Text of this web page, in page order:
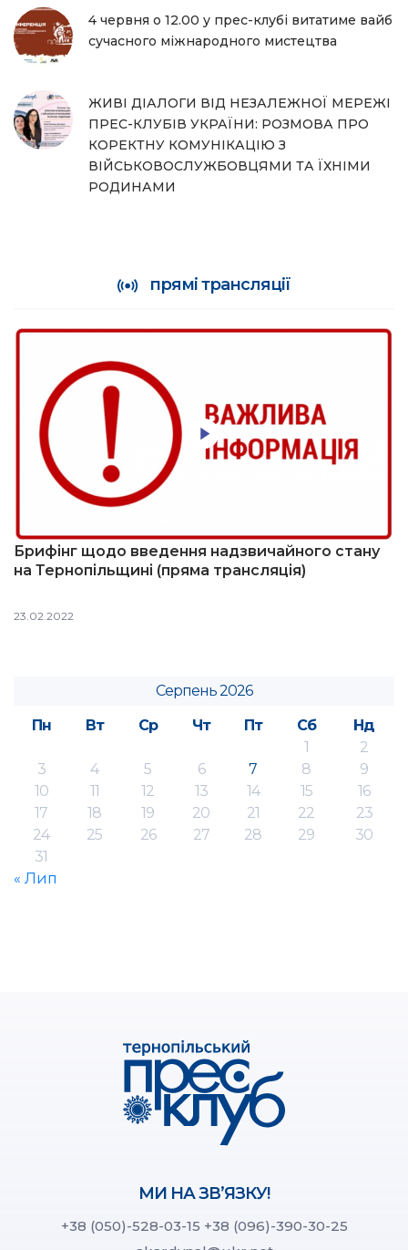
4 червня о 12.00 у прес-клубі витатиме вайб
сучасного міжнародного мистецтва
ЖИВІ ДІАЛОГИ ВІД НЕЗАЛЕЖНОЇ МЕРЕЖІ
ПРЕС-КЛУБІВ УКРАЇНИ: РОЗМОВА ПРО
КОРЕКТНУ КОМУНІКАЦІЮ З
ВІЙСЬКОВОСЛУЖБОВЦЯМИ ТА ЇХНІМИ
РОДИНАМИ
прямі трансляції
Брифінг щодо введення надзвичайного стану
на Тернопільщині (пряма трансляція)
23.02.2022
Серпень 2026
Пн
Вт Ср Чт Пт Сб
Нд
1
2
3
4 5 6 7 8
9
10
11 12 13 14 15
16
17
18 19 20 21 22
23
24
25 26 27 28 29
30
31
« Лип
МИ НА ЗВ’ЯЗКУ!
+38 (050)-528-03-15 +38 (096)-390-30-25